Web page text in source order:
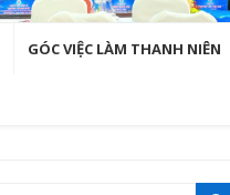
GÓC VIỆC LÀM THANH NIÊN